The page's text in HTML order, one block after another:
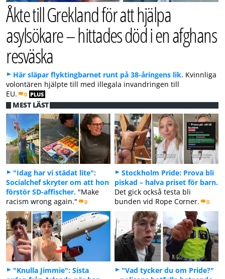
Åkte till Grekland för att hjälpa
asylsökare – hittades död i en afghans
resväska
Här släpar flyktingbarnet runt på 38-åringens lik. Kvinnliga
volontären hjälpte till med illegala invandringen till
EU.
0 PLUS
MEST LÄST
"Idag har vi städat lite":
Socialchef skryter om att hon
förstör SD-affischer. "Make
racism wrong again."
0
Stockholm Pride: Prova bli
piskad – halva priset för barn.
Det gick också testa bli
bunden vid Rope Corner.
0
"Knulla Jimmie": Sista
"Vad tycker du om Pride?"